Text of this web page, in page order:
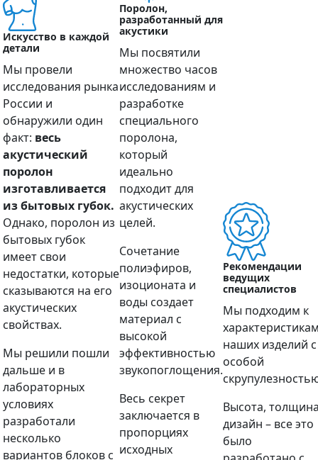
Искусство в каждой
детали
Мы провели
исследования рынка
России и
обнаружили один
факт: весь
акустический
поролон
изготавливается
из бытовых губок.
Однако, поролон из
бытовых губок
имеет свои
недостатки, которые
сказываются на его
акустических
свойствах.
Мы решили пошли
дальше и в
лабораторных
условиях
разработали
несколько
вариантов блоков с
Поролон,
разработанный для
акустики
Мы посвятили
множество часов
исследованиям и
разработке
специального
поролона,
который
идеально
подходит для
акустических
целей.
Сочетание
полиэфиров,
изоционата и
воды создает
материал с
высокой
эффективностью
звукопоглощения.
Весь секрет
заключается в
пропорциях
исходных
Рекомендации
ведущих
специалистов
Мы подходим к
наших изделий с
особой
Высота,
дизайн – все это
было